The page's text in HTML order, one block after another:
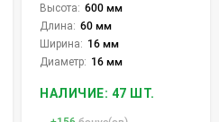
Высота: 600 мм
Длина: 60 мм
Ширина: 16 мм
Диаметр: 16 мм
НАЛИЧИЕ: 47 ШТ.